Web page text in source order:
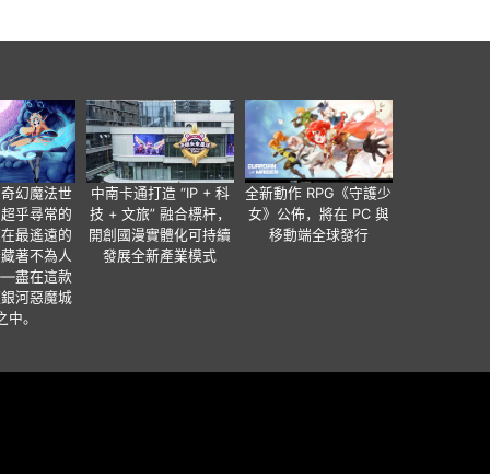
幻魔法世
乎尋常的
最遙遠的
著不為人
盡在這款
河惡魔城
中。
中南卡通打造 “IP + 科
技 + 文旅” 融合標杆，
開創國漫實體化可持續
發展全新產業模式
全新動作 RPG《守護少
女》公佈，將在 PC 與
移動端全球發行